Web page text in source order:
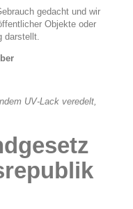
gedacht und wir
Objekte oder
darstellt.
UV-Lack veredelt,